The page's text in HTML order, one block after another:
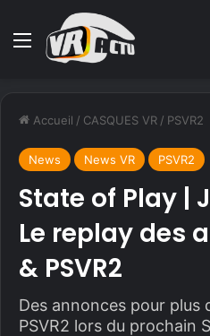
Menu
Accueil / CASQUES VR / PSVR2
News News VR PSVR2
State of Play |
Le replay des
& PSVR2
Des annonces pour plus
PSVR2 lors du prochain